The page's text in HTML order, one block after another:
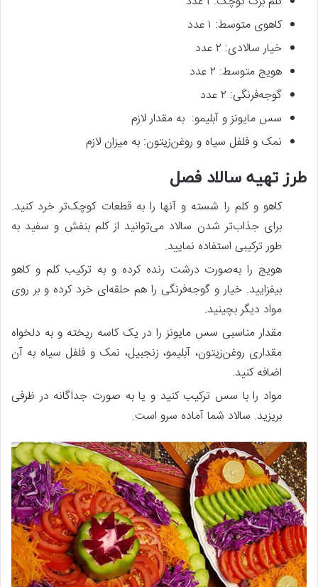
کاهوی متوسط: ۱ عدد
خیار سالادی: ۲ عدد
هویج متوسط: ۲ عدد
گوجه‌فرنگی: ۲ عدد
سس مایونز و آبلیمو: به مقدار لازم
نمک و فلفل سیاه و روغن‌زیتون: به میزان لازم
طرز تهیه سالاد فصل
کاهو و کلم را شسته و آنها را به قطعات کوچک‌تر خرد کنید.
برای جذاب‌تر شدن سالاد می‌توانید از کلم بنفش و سفید به
طور ترکیبی استفاده نمایید.
هویج را به‌صورت درشت رنده کرده و به ترکیب کلم و کاهو
بیفزایید. خیار و گوجه‌فرنگی را هم حلقه‌ای خرد کرده و بر روی
مواد دیگر بچینید.
مقدار مناسبی سس مایونز را در یک کاسه ریخته و به دلخواه
مقداری روغن‌زیتون، آبلیمو، زنجبیل، نمک و فلفل سیاه به آن
اضافه کنید.
مواد را با سس ترکیب کنید و یا به صورت جداگانه در ظرفی
بریزید. سالاد شما آماده سرو است.